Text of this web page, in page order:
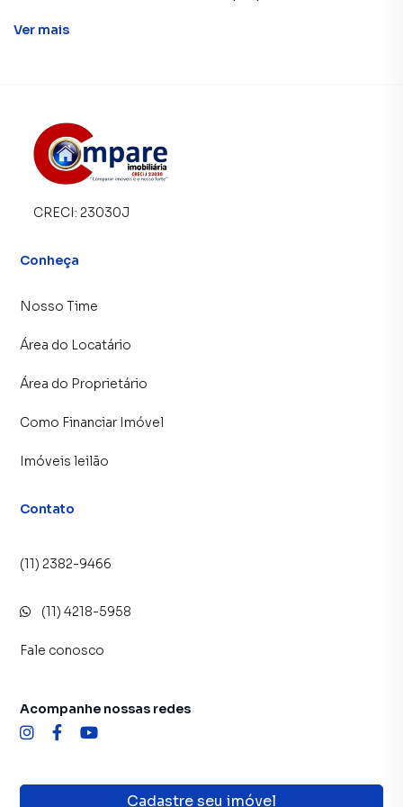
Ver mais
CRECI: 23030J
Conheça
Nosso Time
Área do Locatário
Área do Proprietário
Como Financiar Imóvel
Imóveis leilão
Contato
(11) 2382-9466
(11) 4218-5958
Fale conosco
Cadastre seu imóvel
Acompanhe nossas redes